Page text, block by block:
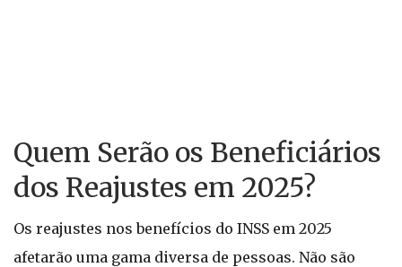
Quem Serão os Beneficiários
dos Reajustes em 2025?
Os reajustes nos benefícios do INSS em 2025
afetarão uma gama diversa de pessoas. Não são